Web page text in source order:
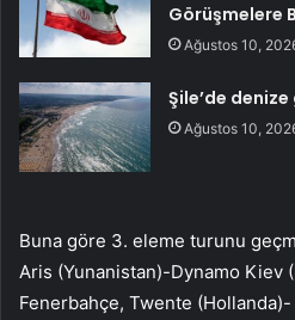
Görüşmelere
Ağustos 10,
Şile’de
Ağustos 10,
Buna göre 3. eleme turunu
Aris (Yunanistan)-Dynamo Kiev
Fenerbahçe, Twente